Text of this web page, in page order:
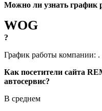
Можно ли узнать график
WOG
?
График работы компании: .
Как посетители сайта
автосервис?
В среднем